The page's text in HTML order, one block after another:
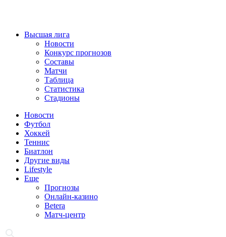
Высшая лига
Новости
Конкурс прогнозов
Составы
Матчи
Таблица
Статистика
Стадионы
Новости
Футбол
Хоккей
Теннис
Биатлон
Другие виды
Lifestyle
Еще
Прогнозы
Онлайн-казино
Betera
Матч-центр